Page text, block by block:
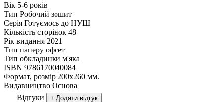
Вік 5-6 рокiв
Тип Робочий зошит
Серія Готуємось до НУШ
Кількість сторінок 48
Рік видання 2021
Тип паперу офсет
Тип обкладинки м'яка
ISBN 9786170040084
Формат, розмір 200х260 мм.
Видавництво Основа
Відгуки
+ Додати відгук